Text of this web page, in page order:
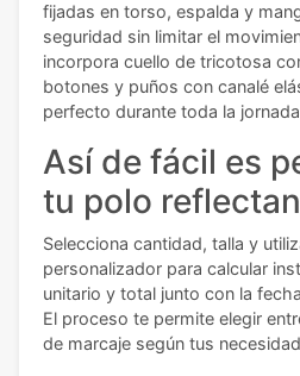
fijadas en torso, espalda y
seguridad sin limitar el
incorpora cuello de tricotosa
botones y puños con canalé
perfecto durante toda la
Así de fácil es
tu polo
Selecciona cantidad, talla y
personalizador para calcular
unitario y total junto con la
El proceso te permite elegir
de marcaje según tus